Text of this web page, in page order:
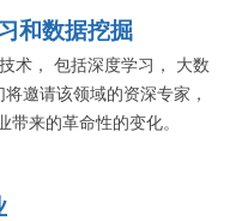
和数据挖掘
术， 包括深度学习， 大数
邀请该领域的资深专家，
来的革命性的变化。